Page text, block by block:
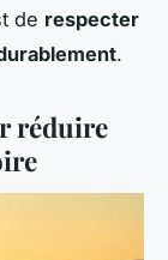
de respecter
.
réduire